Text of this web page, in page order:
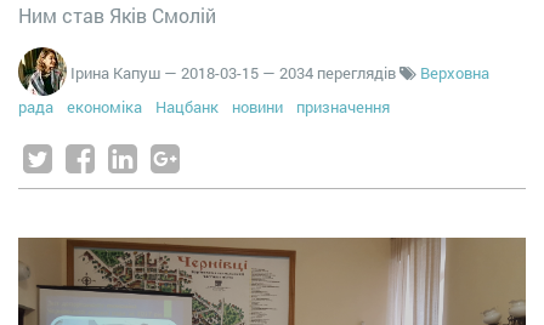
Ним став Яків Смолій
Ірина Капуш — 2018-03-15 — 2034 переглядів
Верховна
рада
економіка Нацбанк новини призначення